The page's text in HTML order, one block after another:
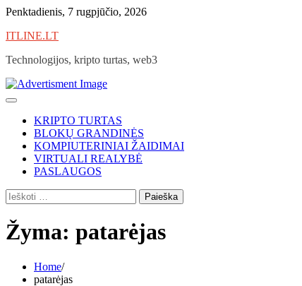
Skip
content
Penktadienis, 7 rugpjūčio, 2026
ITLINE.LT
Technologijos, kripto turtas, web3
KRIPTO TURTAS
BLOKŲ GRANDINĖS
KOMPIUTERINIAI ŽAIDIMAI
VIRTUALI REALYBĖ
PASLAUGOS
Ieškoti:
Žyma: patarėjas
Home
patarėjas